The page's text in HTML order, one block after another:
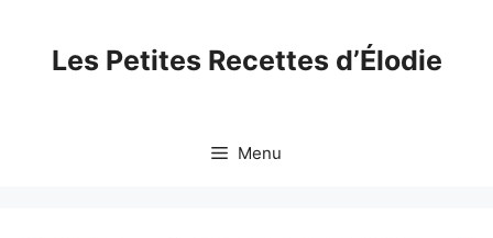
contentLes Petites Recettes d’Élodie
Menu